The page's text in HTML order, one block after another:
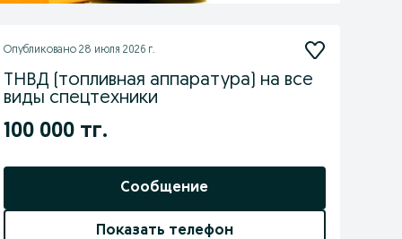
Опубликовано 28 июля 2026 г.
ТНВД (топливная аппаратура) на все
виды спецтехники
100 000 тг.
Сообщение
Показать телефон